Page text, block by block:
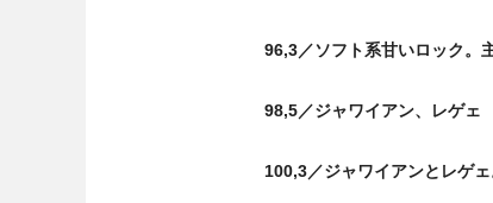
96,3／ソフト系甘いロック。
98,5／ジャワイアン、レゲェ
100,3／ジャワイアンとレゲ